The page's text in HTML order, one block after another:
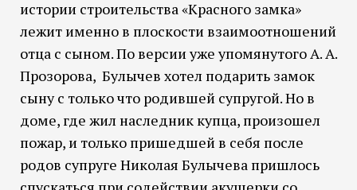
истории строительства «Красного замка»
лежит именно в плоскости взаимоотношений
отца с сыном. По версии уже упомянутого А. А.
Прозорова, Булычев хотел подарить замок
сыну с только что родившей супругой. Но в
доме, где жил наследник купца, произошел
пожар, и только пришедшей в себя после
родов супруге Николая Булычева пришлось